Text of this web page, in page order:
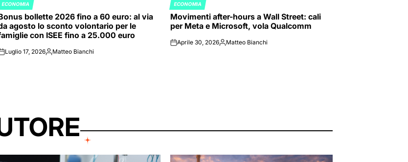
ECONOMIA
bollette 2026 fino a 60 euro: al via
agosto lo sconto volontario per le
con ISEE fino a 25.000 euro
Luglio 17, 2026Posted
Matteo Bianchi
POSTED
IN
ECONOMIA
Movimenti after-hours a Wall Street: cali
per Meta e Microsoft, vola Qualcomm
onAprile 30, 2026Posted
Matteo Bianchi